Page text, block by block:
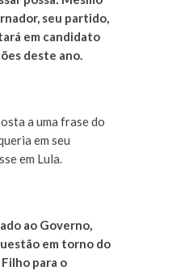
seu partido,
em candidato
deste ano.
a uma frase do
em seu
em Lula.
ao Governo,
em torno do
para o